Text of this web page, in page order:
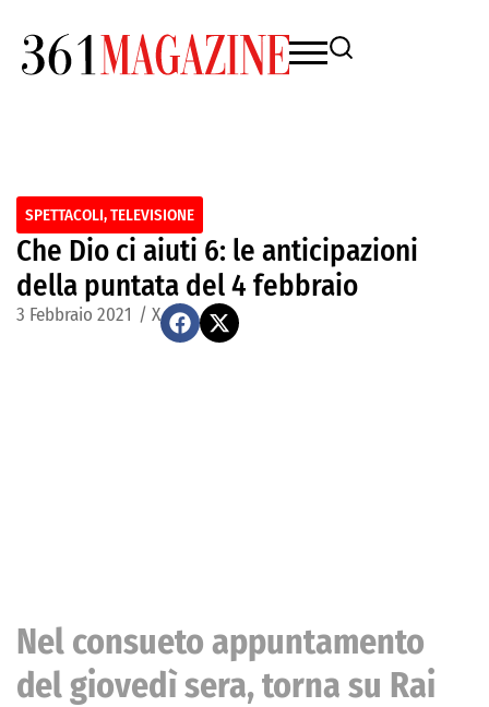
SPETTACOLI,TELEVISIONE
Che Dio ci aiuti 6: le anticipazioni
della puntata del 4 febbraio
3 Febbraio 2021 / X
Nel consueto appuntamento
del giovedì sera, torna su Rai